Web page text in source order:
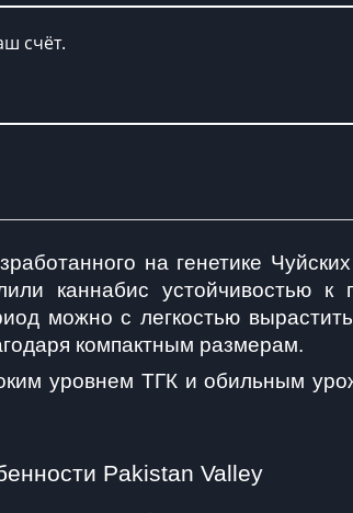
счёт.
на генетике
каннабис устойчивостью
можно с легкостью
компактным размерам.
уровнем ТГК и обильным
Pakistan Valley